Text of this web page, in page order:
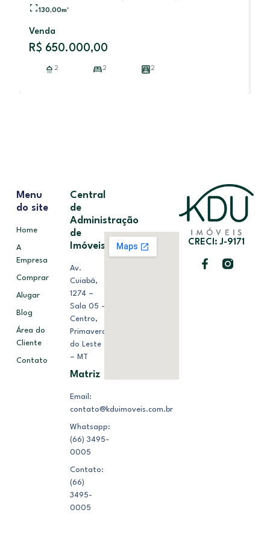
130,00m²
Venda
R$ 650.000,00
2 2 2
CRECI: J-9171
Menu
do site
Home
A
Empresa
Comprar
Alugar
Blog
Área do
Cliente
Contato
Central
de
Administração
de
Imóveis
Av.
Cuiabá,
1274 –
Sala 05 –
Centro,
Primavera
do Leste
– MT
Matriz
Email:
contato@kduimoveis.com.br
Whatsapp:
(66) 3495-
0005
Contato:
(66)
3495-
0005